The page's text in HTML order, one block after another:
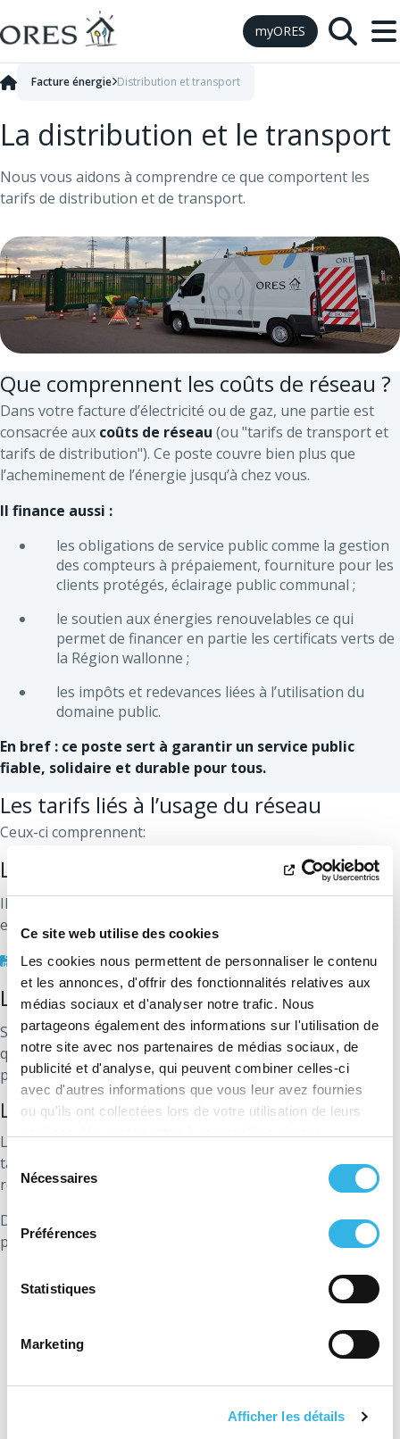
Ce site web utilise des cookies
Les cookies nous permettent de personnaliser le contenu
et les annonces, d'offrir des fonctionnalités relatives aux
médias sociaux et d'analyser notre trafic. Nous
partageons également des informations sur l'utilisation de
notre site avec nos partenaires de médias sociaux, de
publicité et d'analyse, qui peuvent combiner celles-ci
avec d'autres informations que vous leur avez fournies
ou qu'ils ont collectées lors de votre utilisation de leurs
du Nécessaires
Préférences
Statistiques
Marketing
Afficher les détails
Skip to Content
myORES
La distribution et le transport
Nous vous aidons à comprendre ce que comportent les
tarifs de distribution et de transport.
Facture énergie Distribution et transport
Que comprennent les coûts de réseau ?
Dans votre facture d’électricité ou de gaz, une partie est
consacrée aux coûts de réseau (ou "tarifs de transport et
tarifs de distribution"). Ce poste couvre bien plus que
l’acheminement de l’énergie jusqu’à chez vous.
Il finance aussi :
les obligations de service public comme la gestion
des compteurs à prépaiement, fourniture pour les
clients protégés, éclairage public communal ;
le soutien aux énergies renouvelables ce qui
permet de financer en partie les certificats verts de
la Région wallonne ;
les impôts et redevances liées à l’utilisation du
domaine public.
En bref : ce poste sert à garantir un service public
fiable, solidaire et durable pour tous.
Les tarifs liés à l’usage du réseau
Ceux-ci comprennent:
Le tarif de transport
Il s’agit du coût du transport de l’électricité assuré par Elia,
et du gaz naturel pris en charge par Fluxys.
Découvrez les tarifs de transport d’électricité
Les tarifs de distribution
Selon que vous consommez uniquement de l’énergie ou
que vous en produisiez également par exemple via des
panneaux photovoltaïques, différents tarifs interviennent.
Le tarif de prélèvement
Les tarifs de distribution comprennent ce qu’on appelle le
tarif de prélèvement, c’est l'énergie qui est prélevée du
réseau ORES pour être utilisée dans votre habitation.
Découvrez le tarif de prélèvement
l'électricitéet
pour le
gaz naturel
En 2026, les tarifs de distribution d’électricité
évoluent en Wallonie. Trois formules seront
monohoraire (identique à celui proposé en 2025),
le tarif bihoraire avec de nouvelles plages
habitudes de consommation.